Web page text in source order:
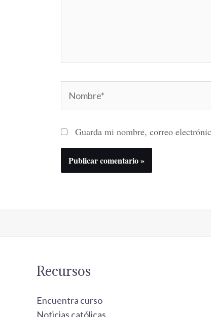
Guarda mi nombre, correo
Recursos
Encuentra curso
Noticias católicas